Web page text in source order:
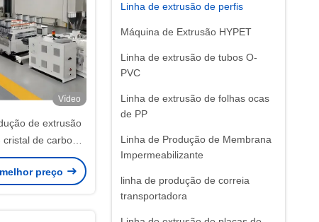
Linha de extrusão de perfis
Máquina de Extrusão HYPET
Linha de extrusão de tubos O-
PVC
Linha de extrusão de folhas ocas
de PP
Linha de Produção de Membrana
Impermeabilizante
linha de produção de correia
transportadora
Vídeo
de extrusão
de carbono
Manufator
de fabricação de
preço